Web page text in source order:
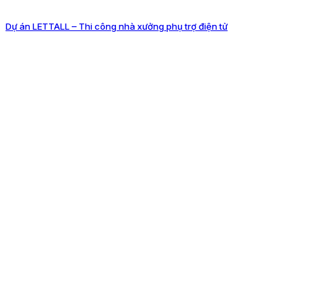
Dự án LETTALL – Thi công nhà xưởng phụ trợ điện tử